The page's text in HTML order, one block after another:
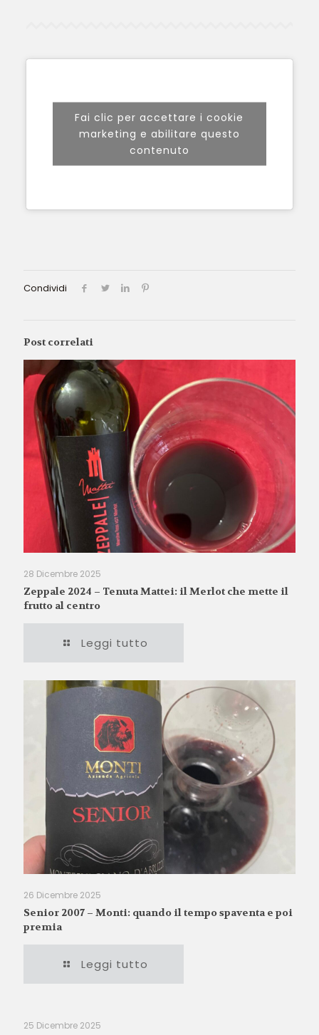
Fai clic per accettare i cookie
marketing e abilitare questo
contenuto
Condividi
Post correlati
28 Dicembre 2025
Zeppale 2024 – Tenuta Mattei: il Merlot che mette il
frutto al centro
Leggi tutto
26 Dicembre 2025
Senior 2007 – Monti: quando il tempo spaventa e poi
premia
Leggi tutto
25 Dicembre 2025